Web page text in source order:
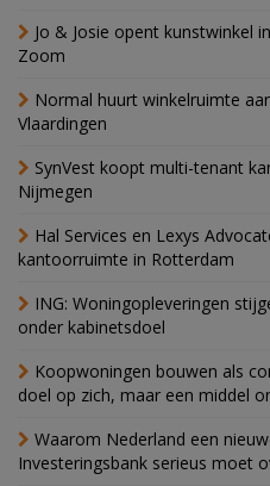
Jo & Josie opent kunstwinkel
Zoom
Normal huurt winkelruimte
Vlaardingen
SynVest koopt multi-tenant
Nijmegen
Hal Services en Lexys
kantoorruimte in Rotterdam
ING: Woningopleveringen
onder kabinetsdoel
Koopwoningen bouwen als
doel op zich, maar een middel
Waarom Nederland een
Investeringsbank serieus moet